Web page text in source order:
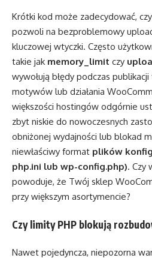
Krótki kod może zadecydować,
pozwoli na bezproblemowy
kluczowej wtyczki. Często
takie jak memory_limit czy
wywołują błędy podczas
motywów lub działania
większości hostingów odgórnie
zbyt niskie do nowoczesnych
obniżonej wydajności lub blokad
niewłaściwy format plików
php.ini lub wp-config.php). Czy
powoduje, że Twój sklep
przy większym asortymencie?
Czy limity PHP blokują
Nawet pojedyncza, niepozorna